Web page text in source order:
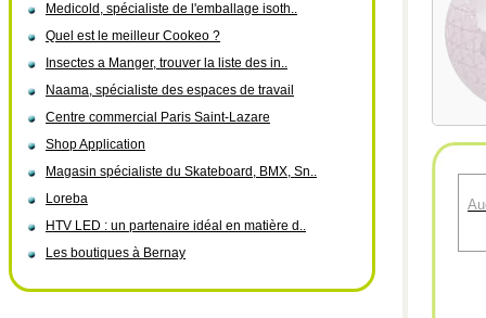
Medicold, spécialiste de l'emballage isoth..
Quel est le meilleur Cookeo ?
Insectes a Manger, trouver la liste des in..
Naama, spécialiste des espaces de travail
Centre commercial Paris Saint-Lazare
Shop Application
Magasin spécialiste du Skateboard, BMX, Sn..
Loreba
HTV LED : un partenaire idéal en matière d..
Les boutiques à Bernay